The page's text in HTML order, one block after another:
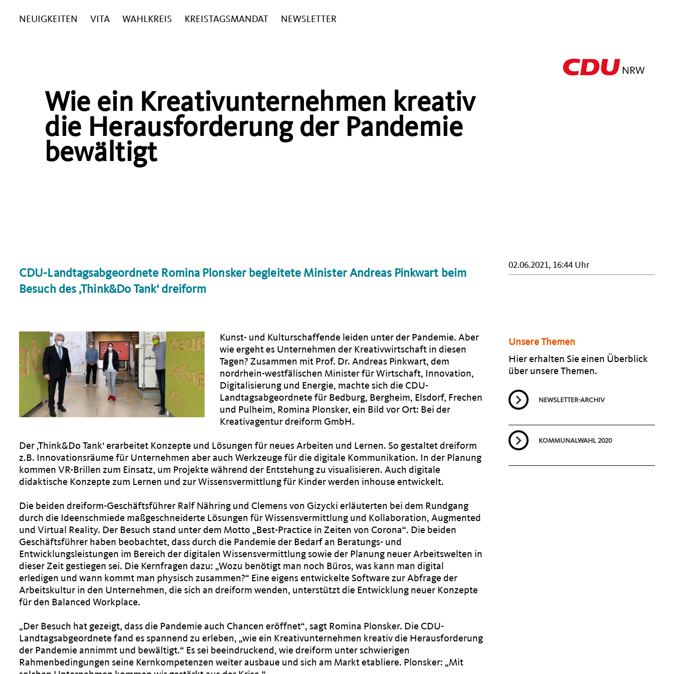
NEUIGKEITEN VITA WAHLKREIS KREISTAGSMANDAT NEWSLETTER
Wie ein Kreativunternehmen kreativ
die Herausforderung der Pandemie
bewältigt
CDU-Landtagsabgeordnete Romina Plonsker begleitete Minister Andreas Pinkwart beim
Besuch des ‚Think&Do Tank‘ dreiform
Kunst- und Kulturschaffende leiden unter der Pandemie. Aber
wie ergeht es Unternehmen der Kreativwirtschaft in diesen
Tagen? Zusammen mit Prof. Dr. Andreas Pinkwart, dem
nordrhein-westfälischen Minister für Wirtschaft, Innovation,
Digitalisierung und Energie, machte sich die CDU-
Landtagsabgeordnete für Bedburg, Bergheim, Elsdorf, Frechen
und Pulheim, Romina Plonsker, ein Bild vor Ort: Bei der
Kreativagentur dreiform GmbH.
Der ‚Think&Do Tank‘ erarbeitet Konzepte und Lösungen für neues Arbeiten und Lernen. So gestaltet dreiform
z.B. Innovationsräume für Unternehmen aber auch Werkzeuge für die digitale Kommunikation. In der Planung
kommen VR-Brillen zum Einsatz, um Projekte während der Entstehung zu visualisieren. Auch digitale
didaktische Konzepte zum Lernen und zur Wissensvermittlung für Kinder werden inhouse entwickelt.
Die beiden dreiform-Geschäftsführer Ralf Nähring und Clemens von Gizycki erläuterten bei dem Rundgang
durch die Ideenschmiede maßgeschneiderte Lösungen für Wissensvermittlung und Kollaboration, Augmented
und Virtual Reality. Der Besuch stand unter dem Motto „Best-Practice in Zeiten von Corona“. Die beiden
Geschäftsführer haben beobachtet, dass durch die Pandemie der Bedarf an Beratungs- und
Entwicklungsleistungen im Bereich der digitalen Wissensvermittlung sowie der Planung neuer Arbeitswelten in
dieser Zeit gestiegen sei. Die Kernfragen dazu: „Wozu benötigt man noch Büros, was kann man digital
erledigen und wann kommt man physisch zusammen?“ Eine eigens entwickelte Software zur Abfrage der
Arbeitskultur in den Unternehmen, die sich an dreiform wenden, unterstützt die Entwicklung neuer Konzepte
für den Balanced Workplace.
Der Besuch hat gezeigt, dass die Pandemie auch Chancen eröffnet“, sagt Romina Plonsker. Die CDU-
Landtagsabgeordnete fand es spannend zu erleben, „wie ein Kreativunternehmen kreativ die Herausforderung
der Pandemie annimmt und bewältigt.“ Es sei beeindruckend, wie dreiform unter schwierigen
Rahmenbedingungen seine Kernkompetenzen weiter ausbaue und sich am Markt etabliere. Plonsker: „Mit
02.06.2021, 16:44 Uhr
Unsere Themen
Hier erhalten Sie einen Überblick
über unsere Themen.
NEWSLETTER-ARCHIV
KOMMUNALWAHL 2020